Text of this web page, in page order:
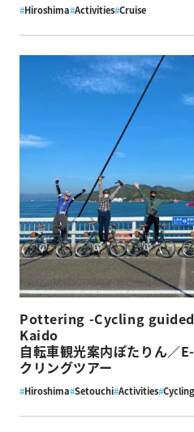
#Hiroshima#Activities#Cruise
Pottering -Cycling
Kaido
自転車観光案内ぽたりん／
クリングツアー
#Hiroshima#Setouchi#Activities#Cycling